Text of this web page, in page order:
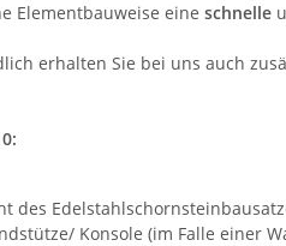
Elementbauweise eine schnelle
erhalten Sie bei uns auch
Konsole (im Falle einer